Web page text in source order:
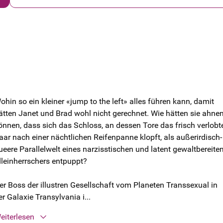
so ein kleiner «jump to the left» alles führen kann, damit
Janet und Brad wohl nicht gerechnet. Wie hätten sie ahnen
dass sich das Schloss, an dessen Tore das frisch
nach einer nächtlichen Reifenpanne klopft, als außerirdisch-
Parallelwelt eines narzisstischen und latent gewaltbereiten
entpuppt?
Boss der illustren Gesellschaft vom Planeten Transsexual in
Galaxie Transylvania i...